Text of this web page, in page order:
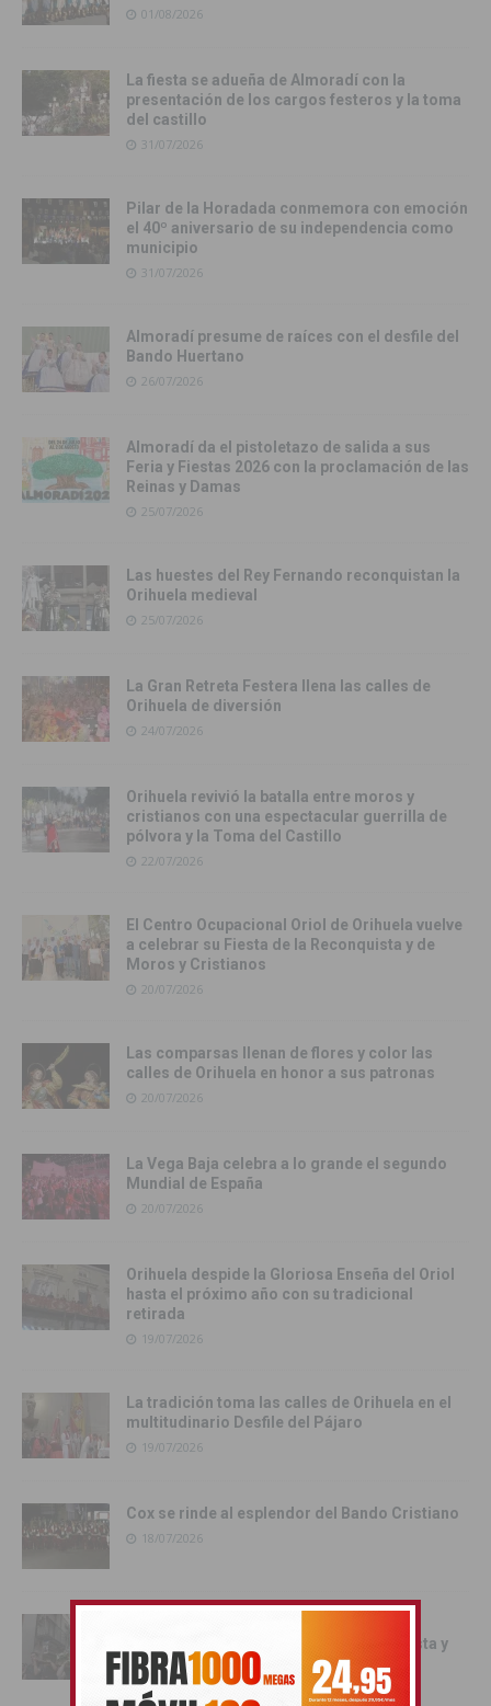
01/08/2026
La fiesta se adueña de Almoradí con la
presentación de los cargos festeros y la toma
del castillo
31/07/2026
Pilar de la Horadada conmemora con emoción
el 40º aniversario de su independencia como
municipio
31/07/2026
Almoradí presume de raíces con el desfile del
Bando Huertano
26/07/2026
Almoradí da el pistoletazo de salida a sus
Feria y Fiestas 2026 con la proclamación de las
Reinas y Damas
25/07/2026
Las huestes del Rey Fernando reconquistan la
Orihuela medieval
25/07/2026
La Gran Retreta Festera llena las calles de
Orihuela de diversión
24/07/2026
Orihuela revivió la batalla entre moros y
cristianos con una espectacular guerrilla de
pólvora y la Toma del Castillo
22/07/2026
El Centro Ocupacional Oriol de Orihuela vuelve
a celebrar su Fiesta de la Reconquista y de
Moros y Cristianos
20/07/2026
Las comparsas llenan de flores y color las
calles de Orihuela en honor a sus patronas
20/07/2026
La Vega Baja celebra a lo grande el segundo
Mundial de España
20/07/2026
Orihuela despide la Gloriosa Enseña del Oriol
hasta el próximo año con su tradicional
retirada
19/07/2026
La tradición toma las calles de Orihuela en el
multitudinario Desfile del Pájaro
19/07/2026
Cox se rinde al esplendor del Bando Cristiano
18/07/2026
Fiestas con el traslado de las Santas Justa y
Rufina
18/07/2026